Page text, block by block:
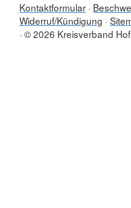
Kontaktformular
Widerruf/Kündigung
© 2026 Kreisverband Hof